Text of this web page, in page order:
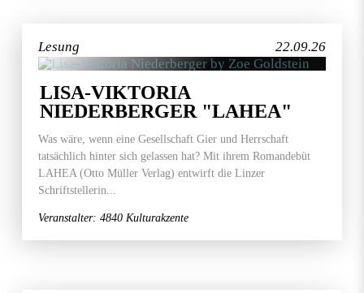
22.09.26
Lesung
LISA-VIKTORIA
NIEDERBERGER "LAHEA"
Was wäre, wenn eine Gesellschaft Gier und Herrschaft
tatsächlich hinter sich gelassen hat? Mit ihrem Romandebüt
LAHEA (Otto Müller Verlag) entwirft die Linzer
Schriftstellerin...
Veranstalter: 4840 Kulturakzente